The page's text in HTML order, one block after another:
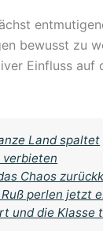
bewusst zu
Einfluss auf
Land spaltet
verbieten
Chaos
perlen jetzt
und die Klasse